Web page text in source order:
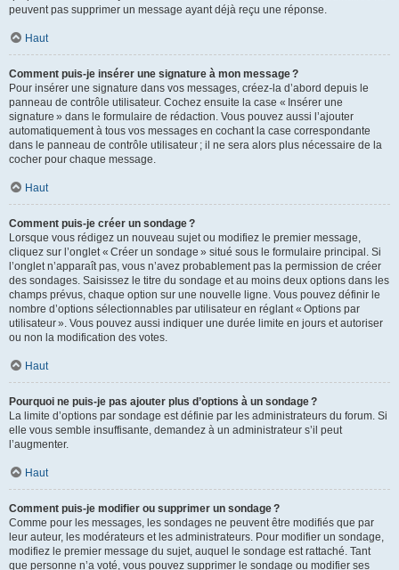
peuvent pas supprimer un message ayant déjà reçu une réponse.
Haut
Comment puis-je insérer une signature à mon message ?
Pour insérer une signature dans vos messages, créez-la d’abord depuis le
panneau de contrôle utilisateur. Cochez ensuite la case « Insérer une
signature » dans le formulaire de rédaction. Vous pouvez aussi l’ajouter
automatiquement à tous vos messages en cochant la case correspondante
dans le panneau de contrôle utilisateur ; il ne sera alors plus nécessaire de la
cocher pour chaque message.
Haut
Comment puis-je créer un sondage ?
Lorsque vous rédigez un nouveau sujet ou modifiez le premier message,
cliquez sur l’onglet « Créer un sondage » situé sous le formulaire principal. Si
l’onglet n’apparaît pas, vous n’avez probablement pas la permission de créer
des sondages. Saisissez le titre du sondage et au moins deux options dans les
champs prévus, chaque option sur une nouvelle ligne. Vous pouvez définir le
nombre d’options sélectionnables par utilisateur en réglant « Options par
utilisateur ». Vous pouvez aussi indiquer une durée limite en jours et autoriser
ou non la modification des votes.
Haut
Pourquoi ne puis-je pas ajouter plus d’options à un sondage ?
La limite d’options par sondage est définie par les administrateurs du forum. Si
elle vous semble insuffisante, demandez à un administrateur s’il peut
l’augmenter.
Haut
Comment puis-je modifier ou supprimer un sondage ?
Comme pour les messages, les sondages ne peuvent être modifiés que par
leur auteur, les modérateurs et les administrateurs. Pour modifier un sondage,
modifiez le premier message du sujet, auquel le sondage est rattaché. Tant
que personne n’a voté, vous pouvez supprimer le sondage ou modifier ses